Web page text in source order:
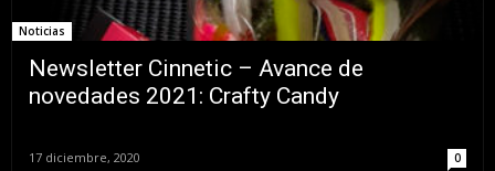
Noticias
Newsletter Cinnetic – Avance de
novedades 2021: Crafty Candy
17 diciembre, 2020 0